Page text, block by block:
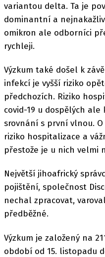
variantou delta. Ta je
dominantní a
omikron ale odborníci
rychleji.
Výzkum také došel k
infekcí je vyšší riziko
předchozích. Riziko
covid-19 u dospělých
srovnání s první vlnou.
riziko hospitalizace a
přestože je u nich velmi
Největší jihoafrický
pojištění, společnost
nechal zpracovat,
předběžné.
Výzkum je založený na
období od 15. listopadu